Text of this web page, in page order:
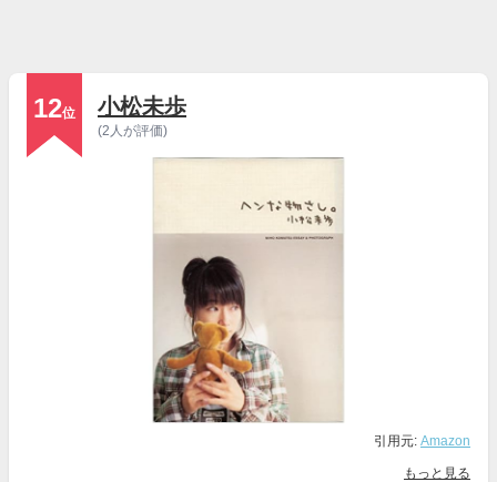
12位 小松未歩
(2人が評価)
引用元: Amazon
もっと見る